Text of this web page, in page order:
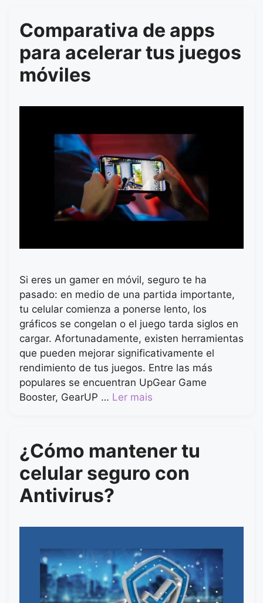
Comparativa de apps
para acelerar tus juegos
móviles
Si eres un gamer en móvil, seguro te ha
pasado: en medio de una partida importante,
tu celular comienza a ponerse lento, los
gráficos se congelan o el juego tarda siglos en
cargar. Afortunadamente, existen herramientas
que pueden mejorar significativamente el
rendimiento de tus juegos. Entre las más
populares se encuentran UpGear Game
Booster, GearUP … Ler mais
¿Cómo mantener tu
celular seguro con
Antivirus?